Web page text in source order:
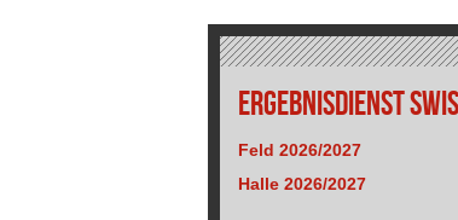
ERGEBNISDIENST
Feld 2026/2027
Halle 2026/2027